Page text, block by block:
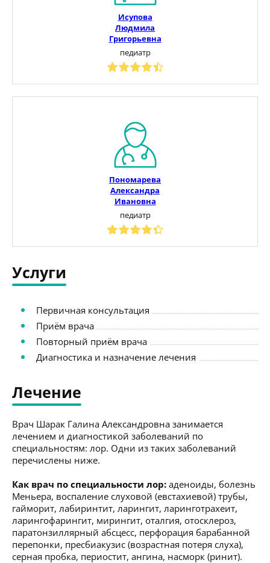
Исупова
Людмила
Григорьевна
педиатр
Пономарева
Александра
Ивановна
педиатр
Услуги
Первичная консультация
Приём врача
Повторный приём врача
Диагностика и назначение лечения
Лечение
Врач Шарак Галина Александровна занимается
лечением и диагностикой заболеваний по
специальностям: лор. Одни из таких заболеваний
перечислены ниже.
Как врач по специальности лор: аденоиды, болезнь
Меньера, воспаление слуховой (евстахиевой) трубы,
гайморит, лабиринтит, ларингит, ларинготрахеит,
ларингофарингит, мирингит, оталгия, отосклероз,
паратонзиллярный абсцесс, перфорация барабанной
перепонки, пресбиакузис (возрастная потеря слуха),
серная пробка, периостит, ангина, насморк (ринит).